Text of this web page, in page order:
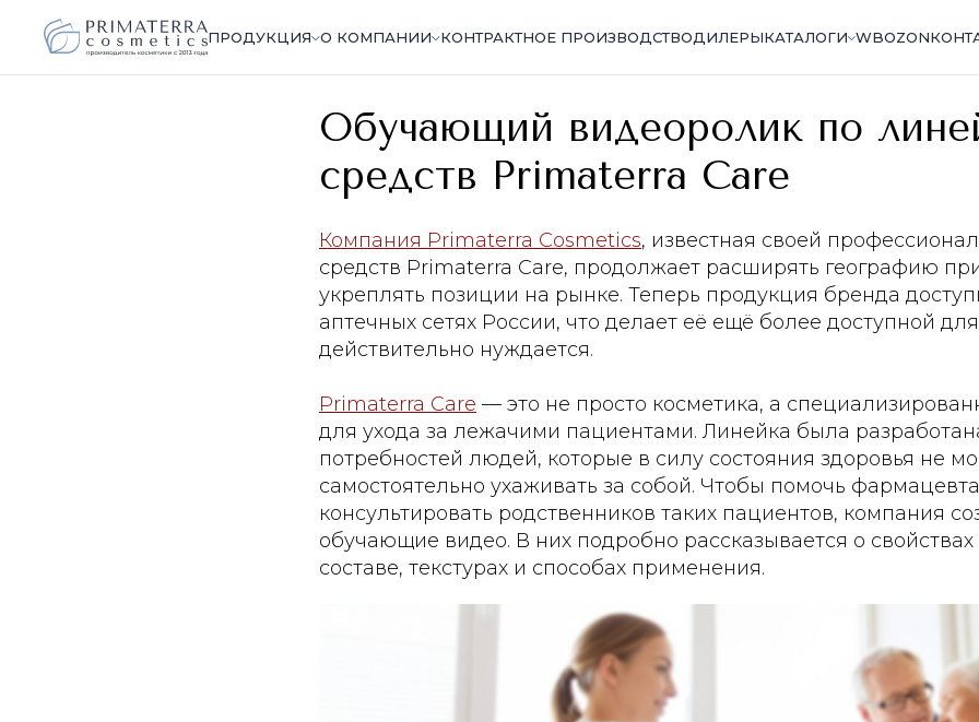
ПРОДУКЦИЯ О КОМПАНИИ КОНТРАКТНОЕ ПРОИЗВОДСТВОДИЛЕРЫКАТАЛОГИ WBOZON
Обучающий видеоролик по
средств Primaterra Care
Компания Primaterra Cosmetics, известная своей
средств Primaterra Care, продолжает расширять географию
укреплять позиции на рынке. Теперь продукция бренда
аптечных сетях России, что делает её ещё более доступной для
действительно нуждается.
Primaterra Care — это не просто косметика, а
для ухода за лежачими пациентами. Линейка была
потребностей людей, которые в силу состояния здоровья не
самостоятельно ухаживать за собой. Чтобы помочь
консультировать родственников таких пациентов, компания
обучающие видео. В них подробно рассказывается о
составе, текстурах и способах применения.